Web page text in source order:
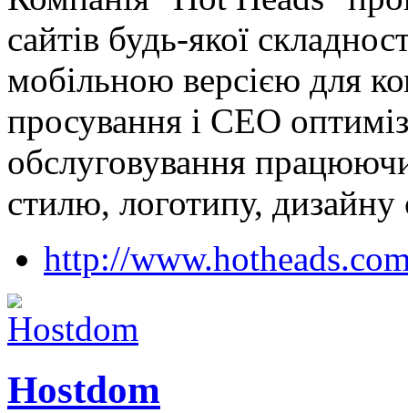
сайтів будь-якої
мобільною версією для
просування і СЕО
обслуговування
стилю, логотипу, дизайну
http://
Hostdom